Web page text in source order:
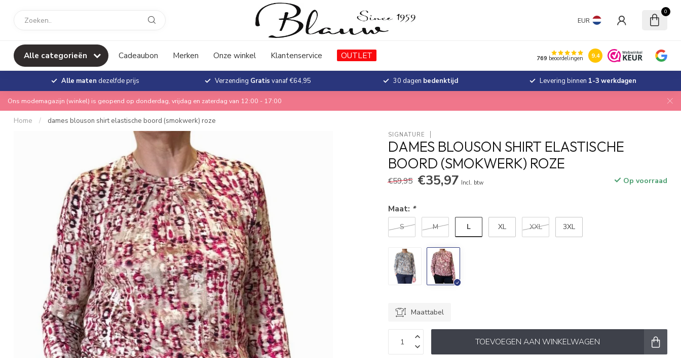
EUR
0
Alle categorieën Cadeaubon Merken Onze winkel Klantenservice OUTLET 769 beoordelingen 9.4
Alle maten dezelfde prijs Verzending Gratis vanaf €64,95 30 dagen bedenktijd Levering binnen 1-3 werkdagen
Ons modemagazijn (winkel) is geopend op donderdag, vrijdag en zaterdag van 12:00 - 17:00
Home / dames blouson shirt elastische boord (smokwerk) roze
SIGNATURE
DAMES BLOUSON SHIRT ELASTISCHE
BOORD (SMOKWERK) ROZE
€59,95 €35,97 Incl. btw Op voorraad
Maat: *
S M L XL XXL 3XL
Maattabel
TOEVOEGEN AAN WINKELWAGEN